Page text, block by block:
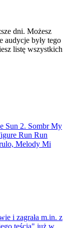
dni. Możesz
audycje były tego
listę wszystkich
Sun 2. Sombr My
Run Run
Melody Mi
i zagrała m.in. z